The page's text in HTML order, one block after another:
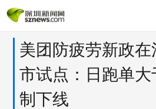
美团防疲劳新政
市试点：日跑单
制下线